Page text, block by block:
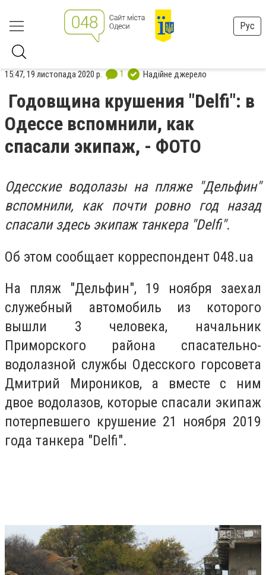
Рус
15:47, 19 листопада 2020 р. 1 Надійне джерело
Годовщина крушения "Delfi": в
Одессе вспомнили, как
спасали экипаж, - ФОТО
Одесские водолазы на пляже "Дельфин"
вспомнили, как почти ровно год назад
спасали здесь экипаж танкера "Delfi".
Об этом сообщает корреспондент 048.ua
На пляж "Дельфин", 19 ноября заехал
служебный автомобиль из которого
вышли 3 человека, начальник
Приморского района спасательно-
водолазной службы Одесского горсовета
Дмитрий Мироников, а вместе с ним
двое водолазов, которые спасали экипаж
потерпевшего крушение 21 ноября 2019
года танкера "Delfi".